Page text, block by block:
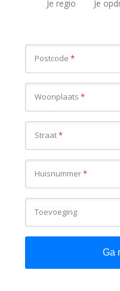
Je regio
Je
Postcode *
Woonplaats *
Straat*
Huisnummer*
Toevoeging